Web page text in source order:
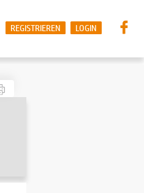
LOGIN
REGISTRIEREN